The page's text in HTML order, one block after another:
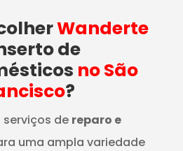
Wanderte
de
no São
?
de reparo e
uma ampla variedade